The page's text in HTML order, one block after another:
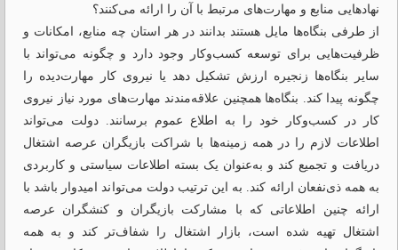
نهادهایی منابع و مهارت‌های مرتبط با آن‌ را ارائه می‌کنند؟
از طرفی بنگاه‌ها مایل هستند بدانند در هر استان چه منابع، امکانات و
ظرفیت‌هایی برای توسعه کسب‌و‌کار وجود دارد و چگونه می‌تواند با
سایر بنگاه‌ها زنجیره ارزش تشکیل دهد یا نیروی کار مهارت‌دیده را
چگونه پیدا کند. بنگاه‌ها همچنین علاقه‌مندند مهارت‌های مورد نیاز نیروی
کار در کسب‌و‌کار خود را به اطلاع عموم برسانند. دولت می‌تواند
اطلاعات لازم را در همه زمینه‌ها با شراکت بازیگران عرصه اشتغال
دریافت و تجمیع کند و به‌عنوان یک بسته اطلاعات سیاستی و کاربردی
به همه ذی‌نفعان ارائه کند. به این ترتیب دولت می‌تواند امیدوار باشد با
ارائه چنین اطلاعاتی که با مشارکت بازیگران و کنشگران عرصه
اشتغال تهیه شده است، بازار اشتغال را شفاف‌تر کند و به همه